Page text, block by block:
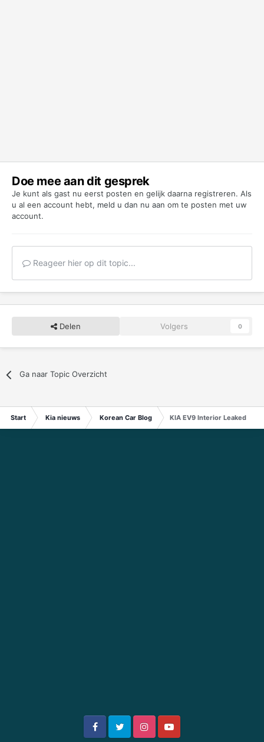
Doe mee aan dit gesprek
Je kunt als gast nu eerst posten en gelijk daarna registreren. Als
u al een account hebt, meld u dan nu aan om te posten met uw
account.
Reageer hier op dit topic...
Delen Volgers 0
Ga naar Topic Overzicht
Start Kia nieuws Korean Car Blog KIA EV9 Interior Leaked